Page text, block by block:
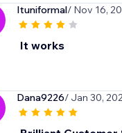
Ituniformal/ Nov 16,
It works
Dana9226/ Jan 30,